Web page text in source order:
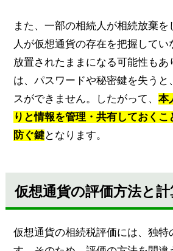
また、一部の相続人が相続放棄
人が仮想通貨の存在を把握して
放置されたままになる可能性もあ
は、パスワードや秘密鍵を失うと
スができません。したがって、 本
りと情報を管理・共有しておくこ
防ぐ鍵となります。
仮想通貨の評価方法と
仮想通貨の相続税評価には、独特